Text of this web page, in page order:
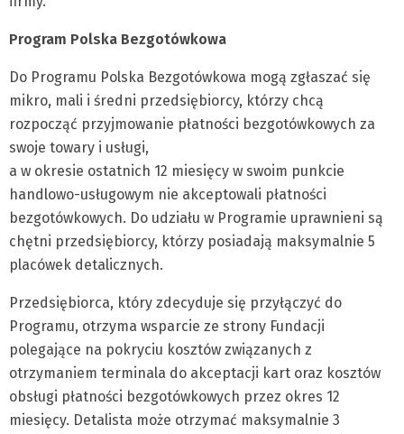
Program Polska Bezgotówkowa
Do Programu Polska Bezgotówkowa mogą zgłaszać się
mikro, mali i średni przedsiębiorcy, którzy chcą
rozpocząć przyjmowanie płatności bezgotówkowych za
swoje towary i usługi,
a w okresie ostatnich 12 miesięcy w swoim punkcie
handlowo-usługowym nie akceptowali płatności
bezgotówkowych. Do udziału w Programie uprawnieni są
chętni przedsiębiorcy, którzy posiadają maksymalnie 5
placówek detalicznych.
Przedsiębiorca, który zdecyduje się przyłączyć do
Programu, otrzyma wsparcie ze strony Fundacji
polegające na pokryciu kosztów związanych z
otrzymaniem terminala do akceptacji kart oraz kosztów
obsługi płatności bezgotówkowych przez okres 12
miesięcy. Detalista może otrzymać maksymalnie 3